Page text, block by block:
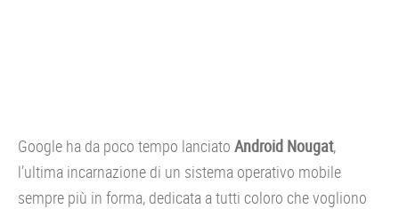
Google ha da poco tempo lanciato Android Nougat,
l’ultima incarnazione di un sistema operativo mobile
sempre più in forma, dedicata a tutti coloro che vogliono